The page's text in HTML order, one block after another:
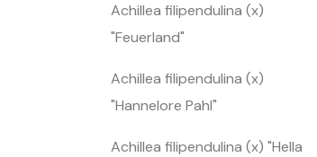
Achillea filipendulina (x)
"Feuerland"
Achillea filipendulina (x)
"Hannelore Pahl"
Achillea filipendulina (x) "Hella